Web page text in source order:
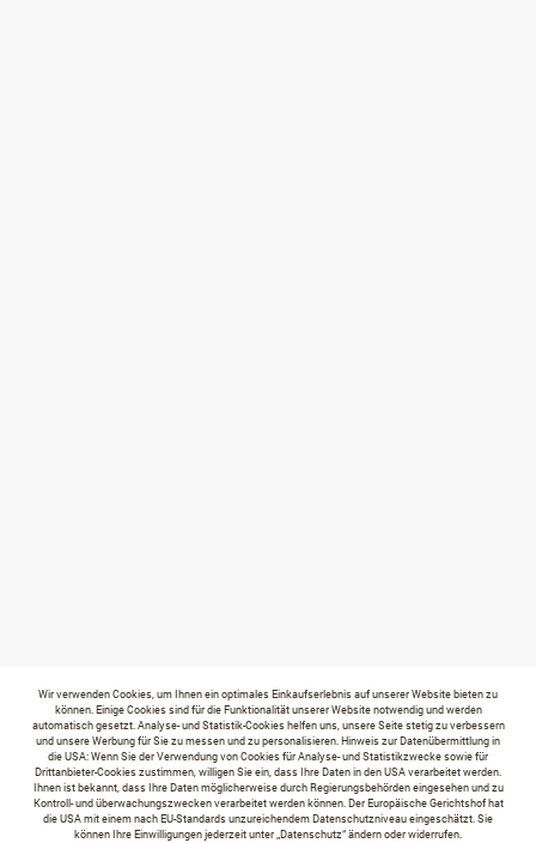
Wir verwenden Cookies, um Ihnen ein optimales Einkaufserlebnis auf unserer Website bieten zu
können. Einige Cookies sind für die Funktionalität unserer Website notwendig und werden
automatisch gesetzt. Analyse- und Statistik-Cookies helfen uns, unsere Seite stetig zu verbessern
und unsere Werbung für Sie zu messen und zu personalisieren. Hinweis zur Datenübermittlung in
die USA: Wenn Sie der Verwendung von Cookies für Analyse- und Statistikzwecke sowie für
Drittanbieter-Cookies zustimmen, willigen Sie ein, dass Ihre Daten in den USA verarbeitet werden.
Ihnen ist bekannt, dass Ihre Daten möglicherweise durch Regierungsbehörden eingesehen und zu
Kontroll- und überwachungszwecken verarbeitet werden können. Der Europäische Gerichtshof hat
die USA mit einem nach EU-Standards unzureichendem Datenschutzniveau eingeschätzt. Sie
können Ihre Einwilligungen jederzeit unter „Datenschutz“ ändern oder widerrufen.